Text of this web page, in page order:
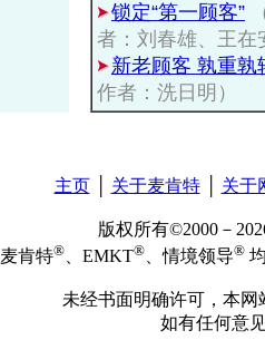
锁定“第一顾客”
者：刘春雄、王在
新老顾客 孰重孰
作者：洗日明）
主页│ 关于麦肯特│ 关于
版权所有©2000－
麦肯特® 、EMKT® 、情境领导®
未经书面明确许可，本
如有任何意